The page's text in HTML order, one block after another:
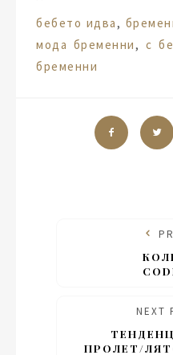
Tags:
бебето идва,
мода бременни,с
бременни
NEXT
ПРОЛЕТ/